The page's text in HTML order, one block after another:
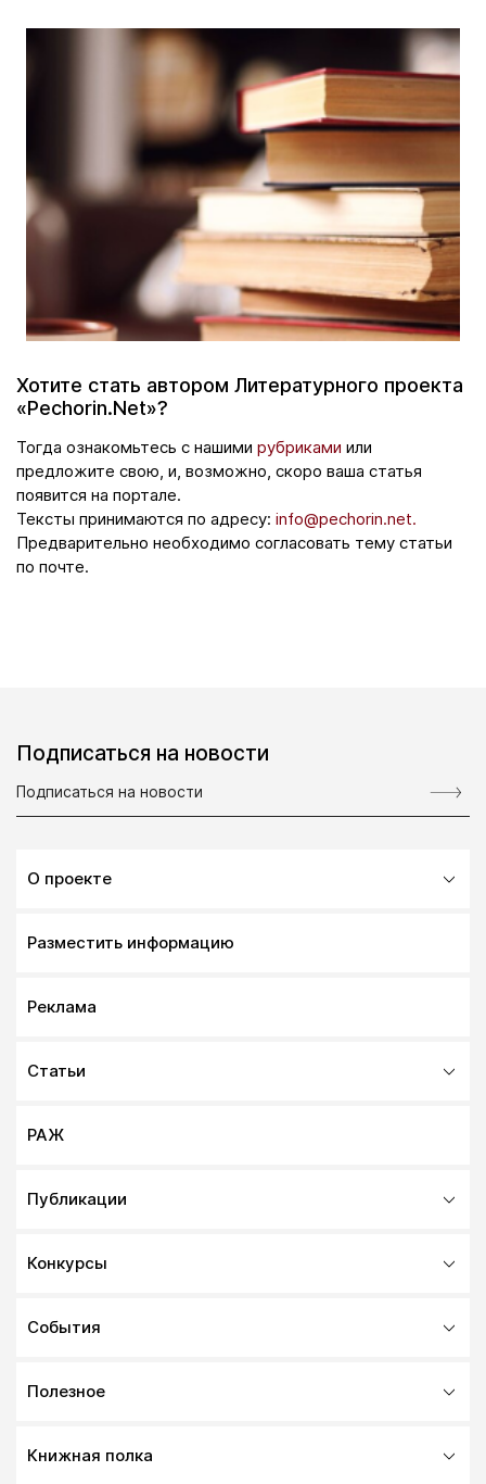
Хотите стать автором Литературного проекта
«Pechorin.Net»?
Тогда ознакомьтесь с нашими рубриками или
предложите свою, и, возможно, скоро ваша статья
появится на портале.
Тексты принимаются по адресу: info@pechorin.net.
Предварительно необходимо согласовать тему статьи
по почте.
Подписаться на новости
О проекте
Разместить информацию
Реклама
Статьи
РАЖ
Публикации
Конкурсы
События
Полезное
Книжная полка